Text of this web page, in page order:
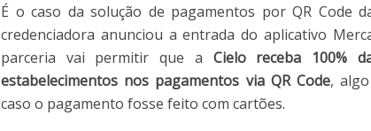
É o caso da solução de pagamentos por QR Code
credenciadora anunciou a entrada do aplicativo
parceria vai permitir que a Cielo receba 100%
estabelecimentos nos pagamentos via QR Code,
caso o pagamento fosse feito com cartões.